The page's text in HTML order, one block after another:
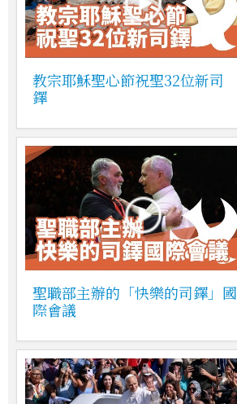
教宗耶穌聖心節祝聖32位新司
鐸
聖職部主辦的「快樂的司鐸」國
際會議